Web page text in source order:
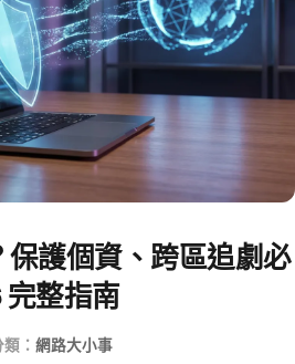
護個資、跨區追劇必
整指南
： 網路大小事